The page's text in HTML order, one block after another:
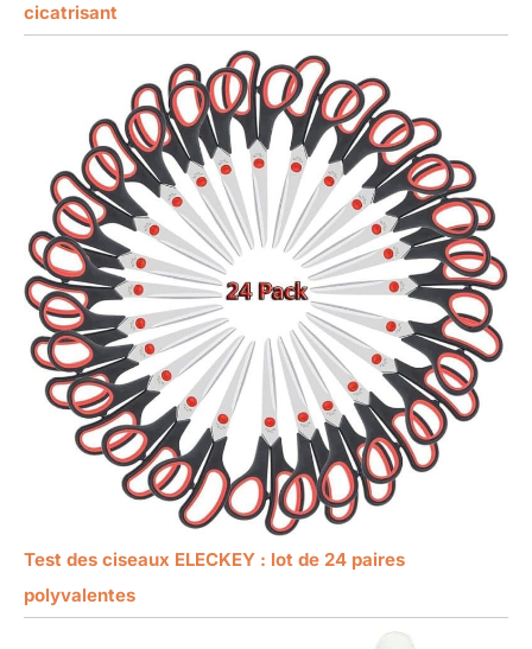
cicatrisant
Test des ciseaux ELECKEY : lot de 24 paires
polyvalentes